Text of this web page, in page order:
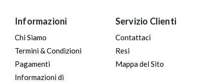
Informazioni
Chi Siamo
Termini & Condizioni
Pagamenti
Informazioni di
Servizio Clienti
Contattaci
Resi
Mappa del Sito